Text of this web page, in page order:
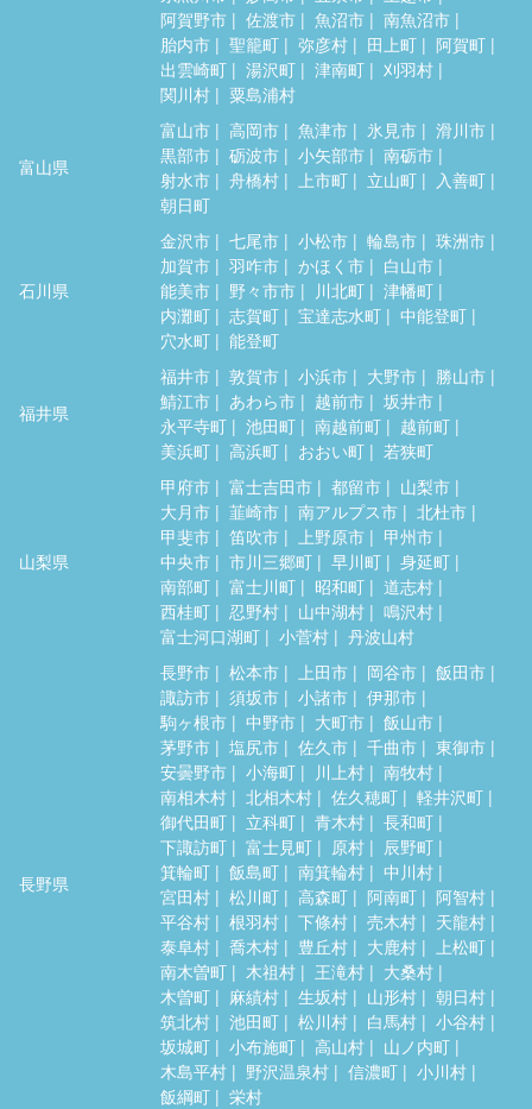
阿賀野市
佐渡市 魚沼市
南魚沼市
胎内市
聖籠町 弥彦村 田上町
阿賀町
出雲崎町
湯沢町 津南町
刈羽村
関川村
粟島浦村
富山県
富山市 高岡市 魚津市 氷見市
滑川市
黒部市
砺波市 小矢部市
南砺市
射水市
舟橋村 上市町 立山町
入善町
朝日町
石川県
金沢市 七尾市 小松市 輪島市
珠洲市
加賀市
羽咋市 かほく市
白山市
能美市
野々市市 川北町
津幡町
内灘町
志賀町 宝達志水町
中能登町
穴水町
能登町
福井県
福井市 敦賀市 小浜市 大野市
勝山市
鯖江市
あわら市 越前市
坂井市
永平寺町
池田町 南越前町
越前町
美浜町
高浜町 おおい町 若狭町
山梨県
甲府市 富士吉田市 都留市
山梨市
大月市
韮崎市 南アルプス市
北杜市
甲斐市
笛吹市 上野原市
甲州市
中央市
市川三郷町 早川町
身延町
南部町
富士川町 昭和町
道志村
西桂町
忍野村 山中湖村
鳴沢村
富士河口湖町
小菅村 丹波山村
長野県
長野市 松本市 上田市 岡谷市
飯田市
諏訪市
須坂市 小諸市
伊那市
駒ヶ根市
中野市 大町市
飯山市
茅野市
塩尻市 佐久市 千曲市
東御市
安曇野市
小海町 川上村
南牧村
南相木村
北相木村 佐久穂町
軽井沢町
御代田町
立科町 青木村
長和町
下諏訪町
富士見町 原村
辰野町
箕輪町
飯島町 南箕輪村
中川村
宮田村
松川町 高森町 阿南町
阿智村
平谷村
根羽村 下條村 売木村
天龍村
泰阜村
喬木村 豊丘村 大鹿村
上松町
南木曽町
木祖村 王滝村
大桑村
木曽町
麻績村 生坂村 山形村
朝日村
筑北村
池田町 松川村 白馬村
小谷村
坂城町
小布施町 高山村
山ノ内町
木島平村
野沢温泉村 信濃町
小川村
飯綱町
栄村